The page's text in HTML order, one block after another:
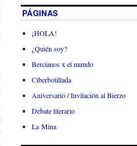
PÁGINAS
¡HOLA!
¿Quién soy?
Bercianos x el mundo
Ciberbotillada
Aniversario / Invitación al Bierzo
Debate literario
La Mina